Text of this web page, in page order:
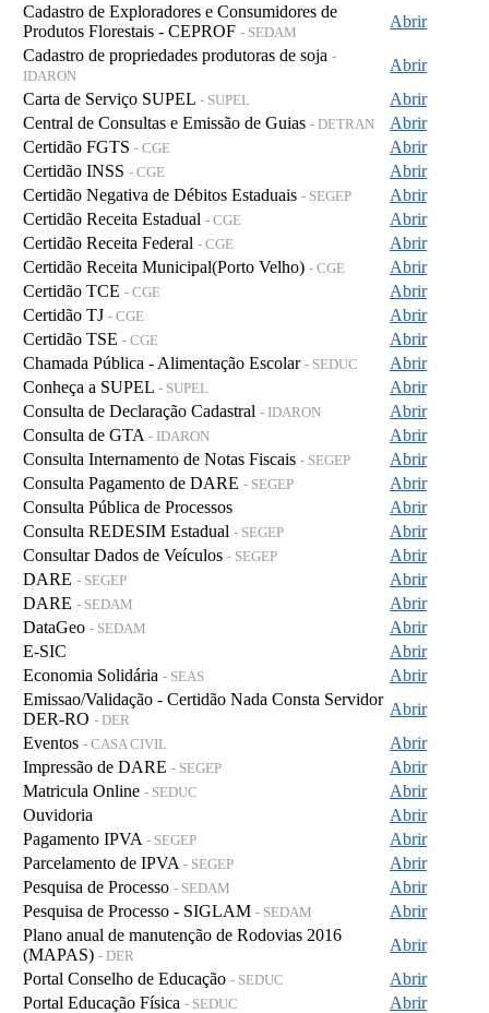
Cadastro de Exploradores e Consumidores de
Produtos Florestais - CEPROF - SEDAM
Abrir
Cadastro de propriedades produtoras de soja -
IDARON
Abrir
Carta de Serviço SUPEL - SUPEL
Abrir
Central de Consultas e Emissão de Guias - DETRAN
Abrir
Certidão FGTS - CGE
Abrir
Certidão INSS - CGE
Abrir
Certidão Negativa de Débitos Estaduais - SEGEP
Abrir
Certidão Receita Estadual - CGE
Abrir
Certidão Receita Federal - CGE
Abrir
Certidão Receita Municipal(Porto Velho) - CGE
Abrir
Certidão TCE - CGE
Abrir
Certidão TJ - CGE
Abrir
Certidão TSE - CGE
Abrir
Chamada Pública - Alimentação Escolar - SEDUC
Abrir
Conheça a SUPEL - SUPEL
Abrir
Consulta de Declaração Cadastral - IDARON
Abrir
Consulta de GTA - IDARON
Abrir
Consulta Internamento de Notas Fiscais - SEGEP
Abrir
Consulta Pagamento de DARE - SEGEP
Abrir
Consulta Pública de Processos
Abrir
Consulta REDESIM Estadual - SEGEP
Abrir
Consultar Dados de Veículos - SEGEP
Abrir
DARE - SEGEP
Abrir
DARE - SEDAM
Abrir
DataGeo - SEDAM
Abrir
E-SIC
Abrir
Economia Solidária - SEAS
Abrir
Emissao/Validação - Certidão Nada Consta Servidor
DER-RO - DER
Abrir
Eventos - CASA CIVIL
Abrir
Impressão de DARE - SEGEP
Abrir
Matricula Online - SEDUC
Abrir
Ouvidoria
Abrir
Pagamento IPVA - SEGEP
Abrir
Parcelamento de IPVA - SEGEP
Abrir
Pesquisa de Processo - SEDAM
Abrir
Pesquisa de Processo - SIGLAM - SEDAM
Abrir
Plano anual de manutenção de Rodovias 2016
(MAPAS) - DER
Abrir
Portal Conselho de Educação - SEDUC
Abrir
Portal Educação Física - SEDUC
Abrir